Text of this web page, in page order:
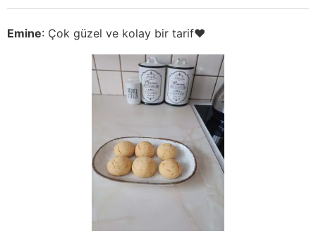
Emine: Çok güzel ve kolay bir tarif♥️